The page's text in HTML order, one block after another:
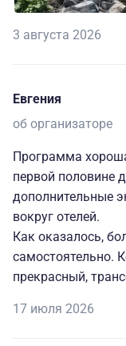
3 августа 2026
Евгения
об организаторе
Программа
первой половине
дополнительные
вокруг отелей.
Как оказалось,
самостоятельно.
прекрасный,
17 июля 2026